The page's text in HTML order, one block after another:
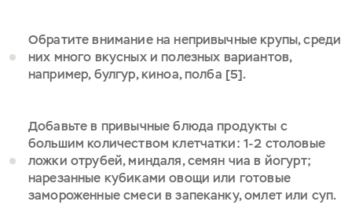
Обратите внимание на непривычные крупы, среди
них много вкусных и полезных вариантов,
например, булгур, киноа, полба [5].
Добавьте в привычные блюда продукты с
большим количеством клетчатки: 1-2 столовые
ложки отрубей, миндаля, семян чиа в йогурт;
нарезанные кубиками овощи или готовые
замороженные смеси в запеканку, омлет или суп.